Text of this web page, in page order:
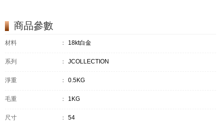
商品參數
材料 ： 18kt白金
系列 ： JCOLLECTION
淨重 ： 0.5KG
毛重 ： 1KG
尺寸 ： 54